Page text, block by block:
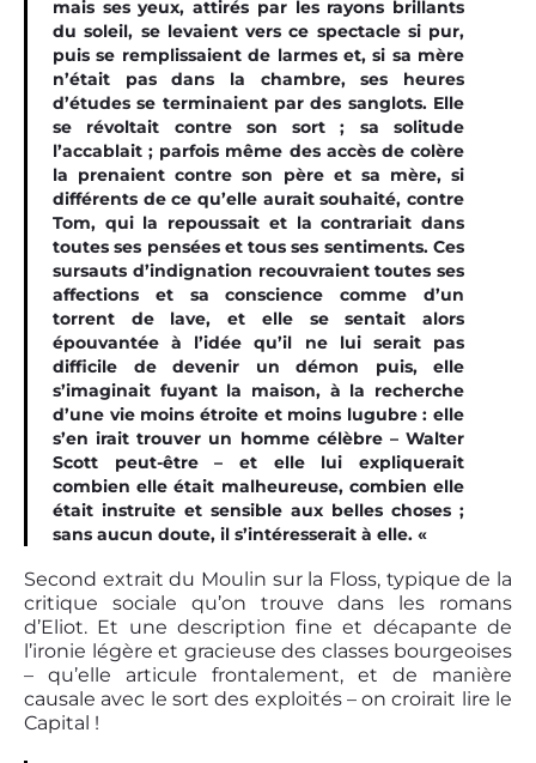
mais ses yeux, attirés par les rayons brillants
du soleil, se levaient vers ce spectacle si pur,
puis se remplissaient de larmes et, si sa mère
n’était pas dans la chambre, ses heures
d’études se terminaient par des sanglots. Elle
se révoltait contre son sort ; sa solitude
l’accablait ; parfois même des accès de colère
la prenaient contre son père et sa mère, si
différents de ce qu’elle aurait souhaité, contre
Tom, qui la repoussait et la contrariait dans
toutes ses pensées et tous ses sentiments. Ces
sursauts d’indignation recouvraient toutes ses
affections et sa conscience comme d’un
torrent de lave, et elle se sentait alors
épouvantée à l’idée qu’il ne lui serait pas
difficile de devenir un démon puis, elle
s’imaginait fuyant la maison, à la recherche
d’une vie moins étroite et moins lugubre : elle
s’en irait trouver un homme célèbre – Walter
Scott peut-être – et elle lui expliquerait
combien elle était malheureuse, combien elle
était instruite et sensible aux belles choses ;
sans aucun doute, il s’intéresserait à elle. «
Second extrait du Moulin sur la Floss, typique de la
critique sociale qu’on trouve dans les romans
d’Eliot. Et une description fine et décapante de
l’ironie légère et gracieuse des classes bourgeoises
– qu’elle articule frontalement, et de manière
causale avec le sort des exploités – on croirait lire le
Capital !